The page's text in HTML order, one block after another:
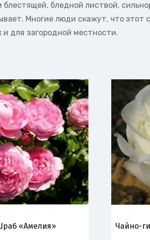
бледной листвой,
Многие люди скажут, что этот
и для загородной местности.
«Амелия» Чайно-